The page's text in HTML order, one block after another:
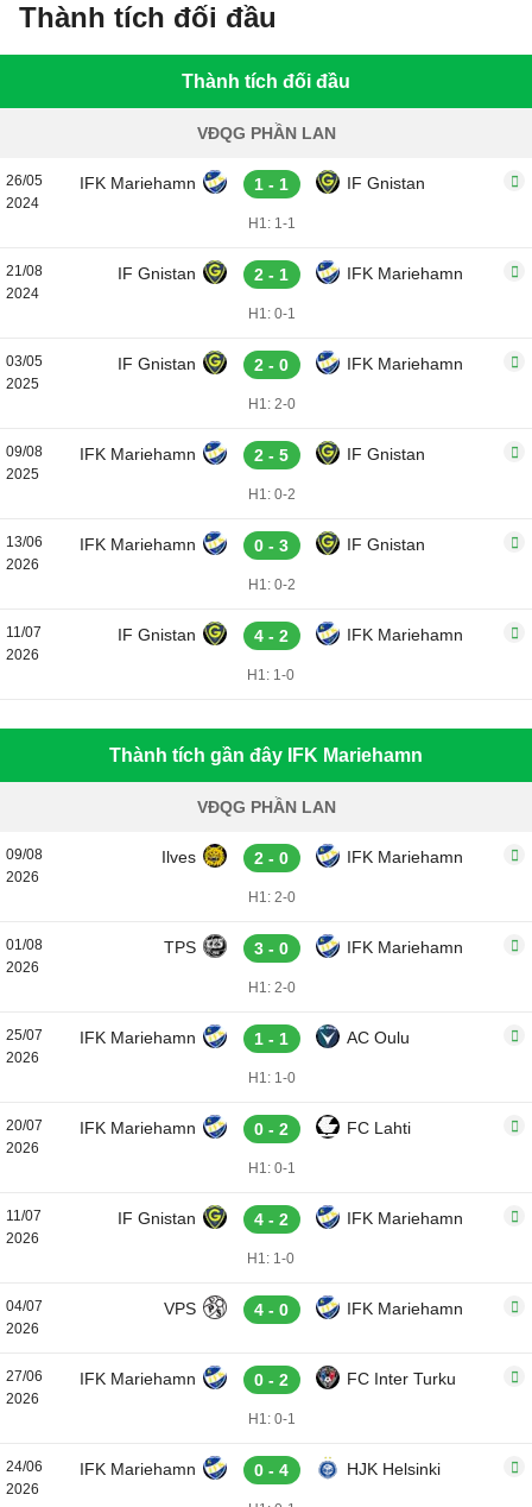
Thành tích đối đầu
Thành tích đối đầu
VĐQG PHẦN LAN
26/05
2024
IFK Mariehamn 1 - 1 IF Gnistan
H1: 1-1
21/08
2024
IF Gnistan 2 - 1 IFK Mariehamn
H1: 0-1
03/05
2025
IF Gnistan 2 - 0 IFK Mariehamn
H1: 2-0
09/08
2025
IFK Mariehamn 2 - 5 IF Gnistan
H1: 0-2
13/06
2026
IFK Mariehamn 0 - 3 IF Gnistan
H1: 0-2
11/07
2026
IF Gnistan 4 - 2 IFK Mariehamn
H1: 1-0
Thành tích gần đây IFK Mariehamn
VĐQG PHẦN LAN
09/08
2026
Ilves 2 - 0 IFK Mariehamn
H1: 2-0
01/08
2026
TPS 3 - 0 IFK Mariehamn
H1: 2-0
25/07
2026
IFK Mariehamn 1 - 1 AC Oulu
H1: 1-0
20/07
2026
IFK Mariehamn 0 - 2 FC Lahti
H1: 0-1
11/07
2026
IF Gnistan 4 - 2 IFK Mariehamn
H1: 1-0
04/07
2026
VPS 4 - 0 IFK Mariehamn
27/06
2026
IFK Mariehamn 0 - 2 FC Inter Turku
H1: 0-1
24/06
2026
IFK Mariehamn 0 - 4 HJK Helsinki